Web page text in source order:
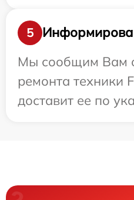
5
Мы сообщим Вам
ремонта техники
доставит ее по